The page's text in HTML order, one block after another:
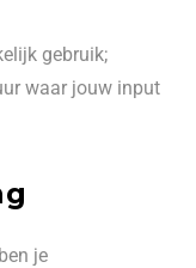
gebruik;
waar jouw input
je